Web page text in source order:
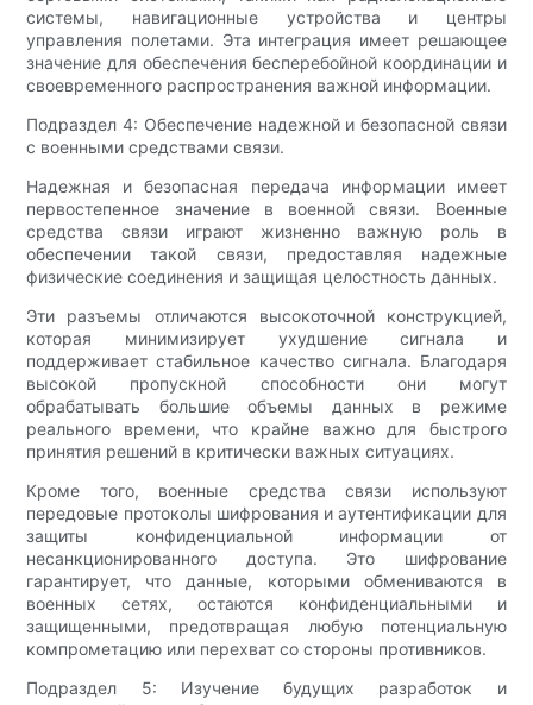
системы, навигационные устройства и центры
управления полетами. Эта интеграция имеет решающее
значение для обеспечения бесперебойной координации и
своевременного распространения важной информации.
Подраздел 4: Обеспечение надежной и безопасной связи
с военными средствами связи.
Надежная и безопасная передача информации имеет
первостепенное значение в военной связи. Военные
средства связи играют жизненно важную роль в
обеспечении такой связи, предоставляя надежные
физические соединения и защищая целостность данных.
Эти разъемы отличаются высокоточной конструкцией,
которая минимизирует ухудшение сигнала и
поддерживает стабильное качество сигнала. Благодаря
высокой пропускной способности они могут
обрабатывать большие объемы данных в режиме
реального времени, что крайне важно для быстрого
принятия решений в критически важных ситуациях.
Кроме того, военные средства связи используют
передовые протоколы шифрования и аутентификации для
защиты конфиденциальной информации от
несанкционированного доступа. Это шифрование
гарантирует, что данные, которыми обмениваются в
военных сетях, остаются конфиденциальными и
защищенными, предотвращая любую потенциальную
компрометацию или перехват со стороны противников.
Подраздел 5: Изучение будущих разработок и